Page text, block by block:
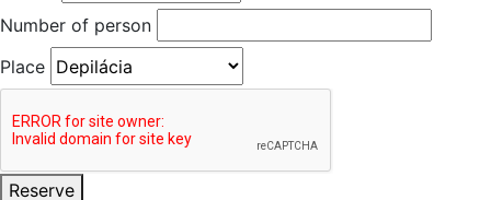
Number of person
Place
Reserve